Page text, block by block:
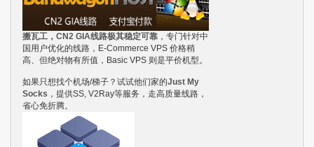
搬瓦工，CN2 GIA线路极其稳定可靠 ，专门针对中
国用户优化的线路，E-Commerce VPS 价格稍
高、但绝对物有所值，Basic VPS 则是平价机型。
如果只想找个机场/梯子？试试他们家的Just My
Socks ，提供SS, V2Ray等服务，走高质量线路，
省心免折腾。